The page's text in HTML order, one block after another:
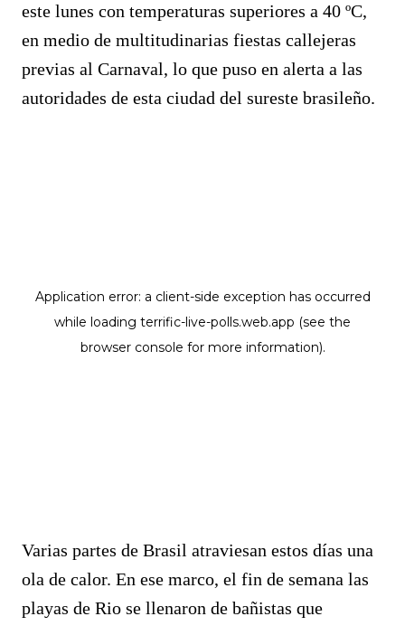
este lunes con temperaturas superiores a 40 ºC,
en medio de multitudinarias fiestas callejeras
previas al Carnaval, lo que puso en alerta a las
autoridades de esta ciudad del sureste brasileño.
Varias partes de Brasil atraviesan estos días una
ola de calor. En ese marco, el fin de semana las
playas de Rio se llenaron de bañistas que